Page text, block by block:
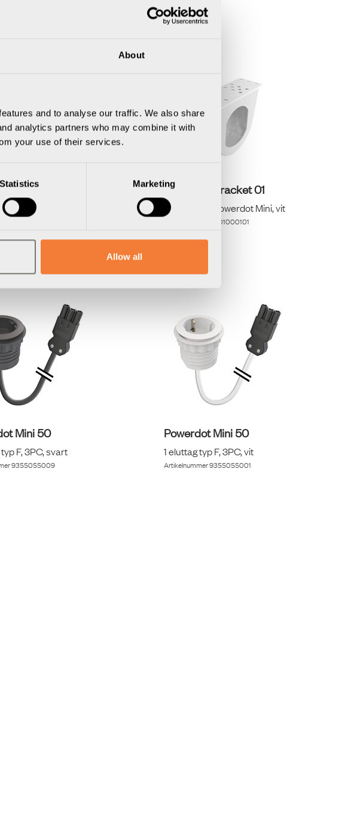
About
and to analyse our traffic. We also share
analytics partners who may combine it with
your use of their services.
Statistics Marketing
Allow all
Bracket 01
1 Powerdot Mini, svart
Powerdot Bracket 01
Konsol för 1 Powerdot Mini, vit
9001000101
Mini 50
F, 3PC, svart
9355055009
Powerdot Mini 50
1 eluttag typ F, 3PC, vit
Artikelnummer9355055001